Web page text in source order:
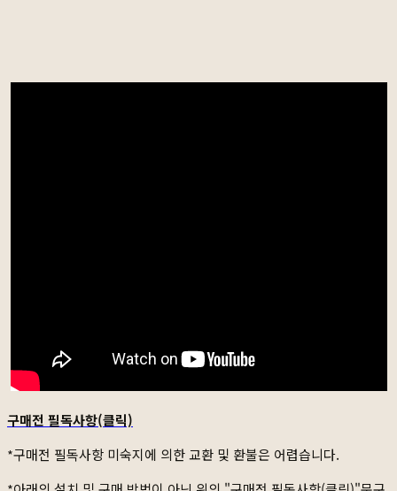
구매전 필독사항(클릭)
*구매전 필독사항 미숙지에 의한 교환 및 환불은 어렵습니다.